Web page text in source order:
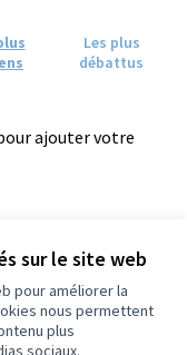
sur le site web
pour améliorer la
nous permettent
plus
sociaux.
Les plus
débattus
ajouter votre
04-413
autres versions